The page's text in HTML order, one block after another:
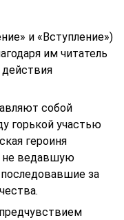
и «Вступление»)
им читатель
собой
горькой участью
героиня
не ведавшую
за